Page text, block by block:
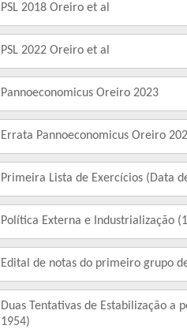
PSL 2018 Oreiro et al
PSL 2022 Oreiro et al
Pannoeconomicus Oreiro 2023
Errata Pannoeconomicus Oreiro
Primeira Lista de Exercícios (Data
Política Externa e Industrialização
Edital de notas do primeiro grupo
Duas Tentativas de Estabilização a
1954)